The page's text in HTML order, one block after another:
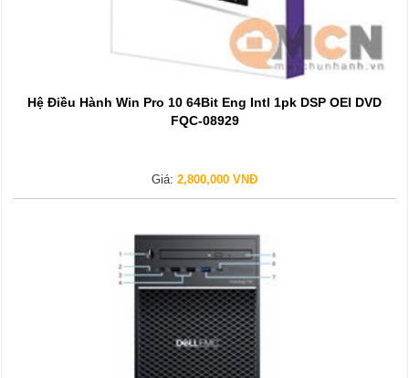
Hệ Điều Hành Win Pro 10 64Bit Eng Intl 1pk DSP OEI DVD
FQC-08929
Giá: 2,800,000 VNĐ